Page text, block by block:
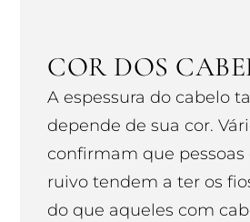
COR DOS
A espessura do cabelo
depende de sua cor.
confirmam que
ruivo tendem a ter os
do que aqueles com